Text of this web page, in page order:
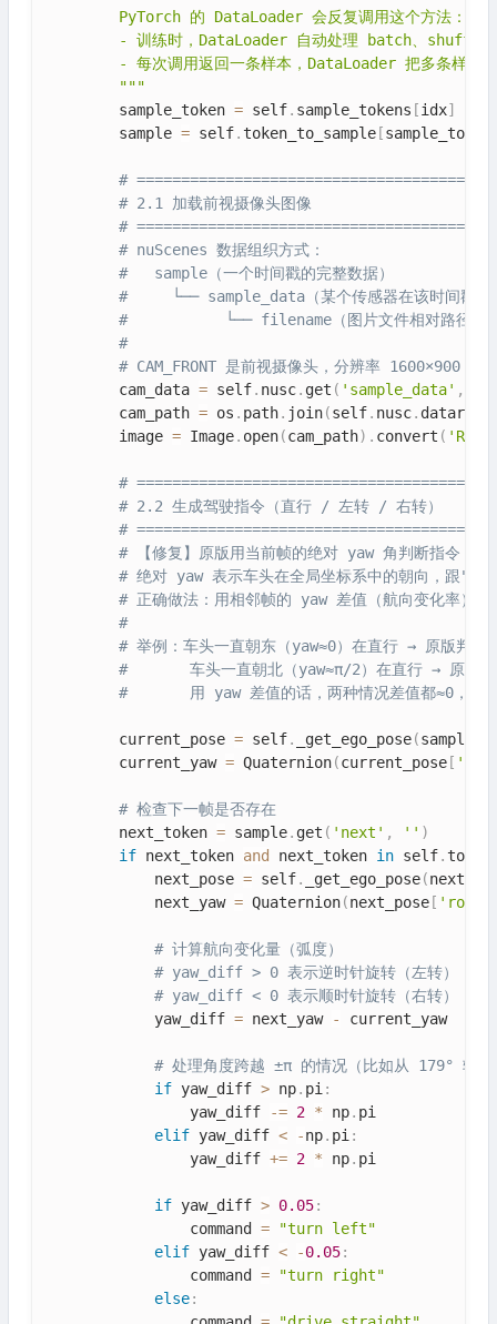
        PyTorch 的 DataLoader 会反复调用这个方法：
- 训练时，DataLoader 自动处理 batch、shuffle
- 每次调用返回一条样本，DataLoader 把多条样本
        """
        sample_token
= self. sample_tokens [idx]
        sample
= self. token_to_sample [sample_token
#
# 2.1 加载前视摄像头图像
#
# nuScenes 数据组织方式：
#   sample（一个时间戳的完整数据）
#     └── sample_data（某个传感器在该时间戳的
#           └── filename（图片文件相对路径）
#
# CAM_FRONT 是前视摄像头，分辨率 1600×900
        cam_data
= self. nusc. get ( 'sample_data' ,
        cam_path
= os . path. join(self. nusc. dataroot
        image
= Image. open(cam_path) . convert ( 'RGB'
#
# 2.2 生成驾驶指令（直行 / 左转 / 右转）
#
# 【修复】原版用当前帧的绝对 yaw 角判断指令，这
# 绝对 yaw 表示车头在全局坐标系中的朝向，跟"当
# 正确做法：用相邻帧的 yaw 差值（航向变化率）来
#
# 举例：车头一直朝东（yaw≈0）在直行 → 原版判断
#       车头一直朝北（yaw≈π/2）在直行 → 原版判
#       用 yaw 差值的话，两种情况差值都≈0，正
        current_pose
= self. _get_ego_pose(
        current_yaw
= Quaternion(current_pose [
# 检查下一帧是否存在
        next_token
= sample. get ( 'next' , '' )
if next_token and next_token in self.
            next_pose
= self. _get_ego_pose(
            next_yaw
= Quaternion(next_pose [
# 计算航向变化量（弧度）
# yaw_diff > 0 表示逆时针旋转（左转）
# yaw_diff < 0 表示顺时针旋转（右转）
            yaw_diff
= next_yaw - current_yaw
# 处理角度跨越 ±π 的情况（比如从 179° 转
if yaw_diff > np. pi :
                yaw_diff
-= 2 * np. pi
elif yaw_diff < -np. pi :
                yaw_diff
+= 2 * np. pi
if yaw_diff > 0.05:
                command
=
"turn left"
elif yaw_diff < -0.05:
                command
=
"turn right"
else: